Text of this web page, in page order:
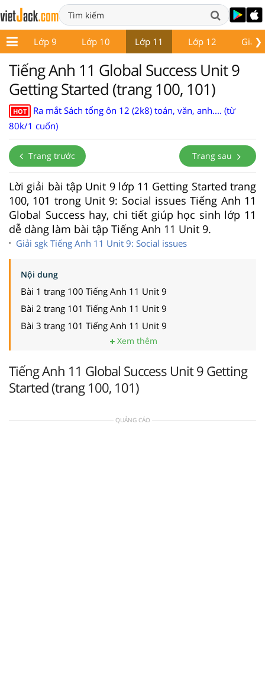
❯
8 Lớp 9 Lớp 10 Lớp 11 Lớp 12 Giáo
Tiếng Anh 11 Global Success Unit 9
Getting Started (trang 100, 101)
HOT
Ra mắt Sách tổng ôn 12 (2k8) toán, văn, anh.... (từ
80k/1 cuốn)
Trang trước Trang sau
Lời giải bài tập Unit 9 lớp 11 Getting Started trang
100, 101 trong Unit 9: Social issues Tiếng Anh 11
Global Success hay, chi tiết giúp học sinh lớp 11
dễ dàng làm bài tập Tiếng Anh 11 Unit 9.
Giải sgk Tiếng Anh 11 Unit 9: Social issues
Nội dung
Bài 1 trang 100 Tiếng Anh 11 Unit 9
Bài 2 trang 101 Tiếng Anh 11 Unit 9
Bài 3 trang 101 Tiếng Anh 11 Unit 9
Xem thêm
Tiếng Anh 11 Global Success Unit 9 Getting
Started (trang 100, 101)
QUẢNG CÁO